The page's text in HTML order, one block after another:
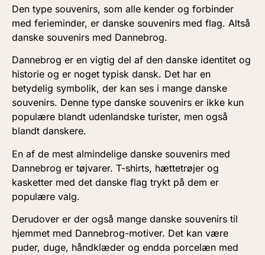
Den type souvenirs, som alle kender og forbinder
med ferieminder, er danske souvenirs med flag. Altså
danske souvenirs med Dannebrog.
Dannebrog er en vigtig del af den danske identitet og
historie og er noget typisk dansk. Det har en
betydelig symbolik, der kan ses i mange danske
souvenirs. Denne type danske souvenirs er ikke kun
populære blandt udenlandske turister, men også
blandt danskere.
En af de mest almindelige danske souvenirs med
Dannebrog er tøjvarer. T-shirts, hættetrøjer og
kasketter med det danske flag trykt på dem er
populære valg.
Derudover er der også mange danske souvenirs til
hjemmet med Dannebrog-motiver. Det kan være
puder, duge, håndklæder og endda porcelæn med